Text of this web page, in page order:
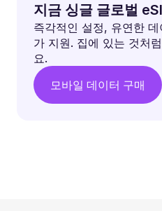
지금 싱글 글로벌
즉각적인 설정, 유연한
가 지원. 집에 있는 것처
요.
모바일 데이터 구매